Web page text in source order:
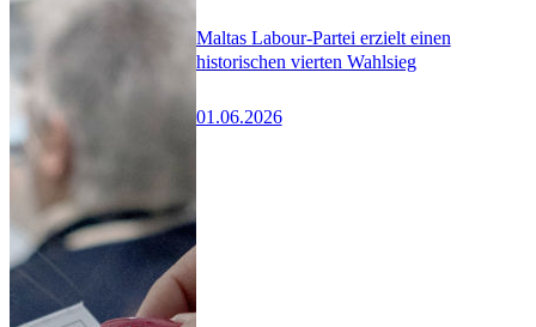
Maltas Labour-Partei erzielt einen
historischen vierten Wahlsieg
01.06.2026